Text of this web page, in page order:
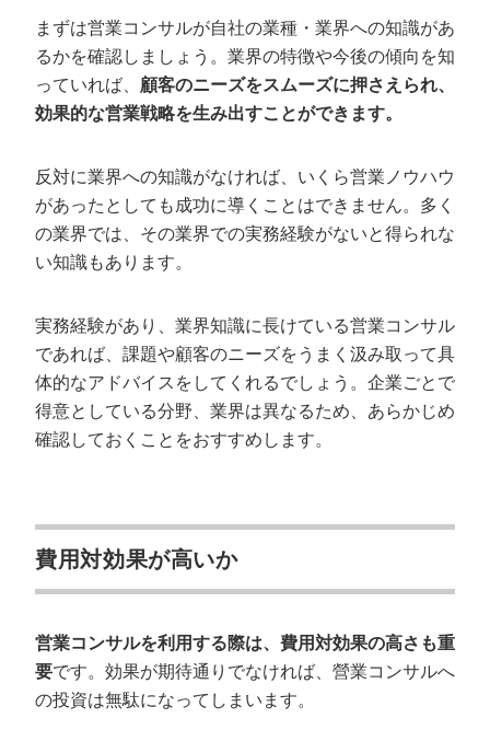
まずは営業コンサルが自社の業種・業界への知識があ
るかを確認しましょう。業界の特徴や今後の傾向を知
っていれば、 顧客のニーズをスムーズに押さえられ、
効果的な営業戦略を生み出すことができます。
反対に業界への知識がなければ、いくら営業ノウハウ
があったとしても成功に導くことはできません。多く
の業界では、その業界での実務経験がないと得られな
い知識もあります。
実務経験があり、業界知識に長けている営業コンサル
であれば、課題や顧客のニーズをうまく汲み取って具
体的なアドバイスをしてくれるでしょう。企業ごとで
得意としている分野、業界は異なるため、あらかじめ
確認しておくことをおすすめします。
費用対効果が高いか
営業コンサルを利用する際は、費用対効果の高さも重
要です。効果が期待通りでなければ、營業コンサルへ
の投資は無駄になってしまいます。